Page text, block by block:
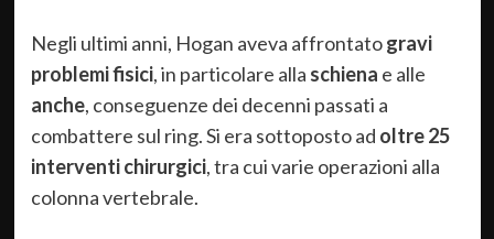
Negli ultimi anni, Hogan aveva affrontatogravi
problemi fisici, in particolare alla schiena e alle
anche, conseguenze dei decenni passati a
combattere sul ring. Si era sottoposto ad oltre 25
interventi chirurgici, tra cui varie operazioni alla
colonna vertebrale.